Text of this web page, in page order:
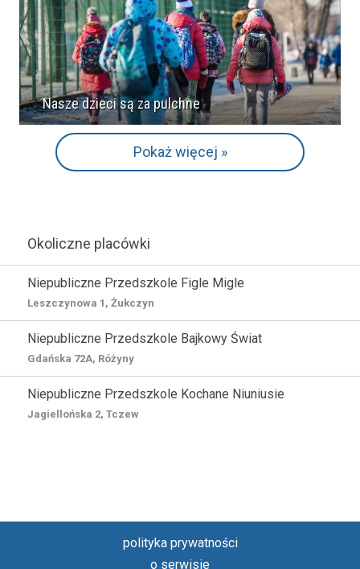
Nasze dzieci są za pulchne
Pokaż więcej »
Okoliczne placówki
Niepubliczne Przedszkole Figle Migle
Leszczynowa 1, Żukczyn
Niepubliczne Przedszkole Bajkowy Świat
Gdańska 72A, Różyny
Niepubliczne Przedszkole Kochane Niuniusie
Jagiellońska 2, Tczew
polityka prywatności
o serwisie